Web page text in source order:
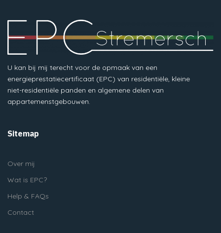
U kan bij mij terecht voor de opmaak van een
energieprestatiecertificaat (EPC) van residentiële, kleine
niet-residentiële panden en algemene delen van
appartemenstgebouwen.
Sitemap
Over mij
Wat is EPC?
Help & FAQs
Contact